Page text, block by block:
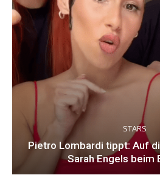
STARS
Pietro Lombardi tippt: Auf
Sarah Engels beim